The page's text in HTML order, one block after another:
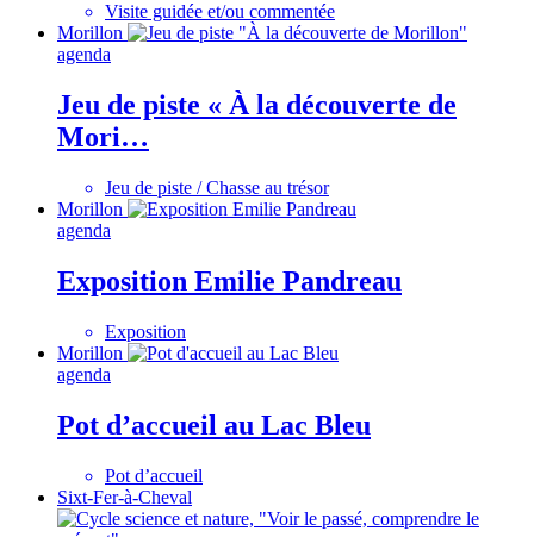
Visite guidée et/ou commentée
Morillon
agenda
Jeu de piste « À la découverte de
Mori…
Jeu de piste / Chasse au trésor
Morillon
agenda
Exposition Emilie Pandreau
Exposition
Morillon
agenda
Pot d’accueil au Lac Bleu
Pot d’accueil
Sixt-Fer-à-Cheval